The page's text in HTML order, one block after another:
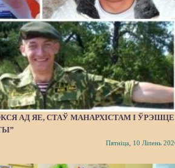
АД ЯЕ, СТАЎ МАНАРХІСТАМ І ЎРЭШЦЕ
Пятніца, 10 Ліпень